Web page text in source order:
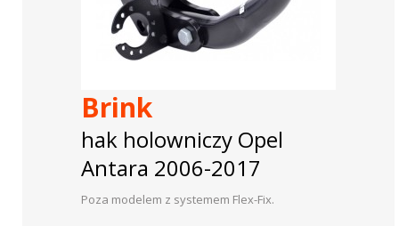
Brink
hak holowniczy Opel
Antara 2006-2017
Poza modelem z systemem Flex-Fix.